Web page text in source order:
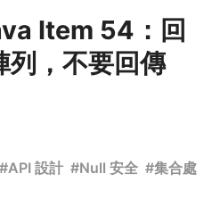
Item 54：回
列，不要回傳
#API 設計 #Null 安全 #集合處